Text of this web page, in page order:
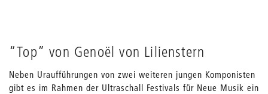
“Top” von Genoël von Lilienstern
Neben Uraufführungen von zwei weiteren jungen Komponisten
gibt es im Rahmen der Ultraschall Festivals für Neue Musik ein